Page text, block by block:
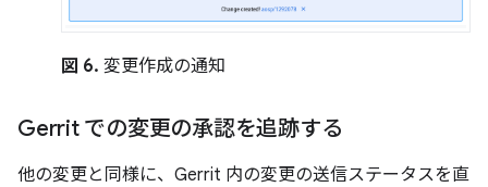
図 6. 変更作成の通知
Gerrit での変更の承認を追跡する
他の変更と同様に、Gerrit 内の変更の送信ステータスを直